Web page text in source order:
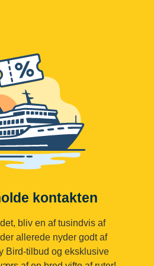
kontakten
bliv en af tusindvis af
allerede nyder godt af
Bird-tilbud og eksklusive